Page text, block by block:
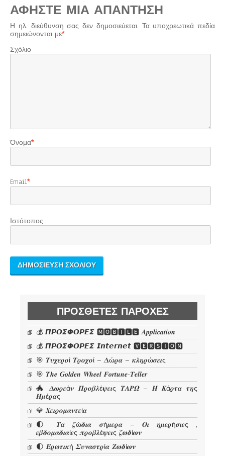
ΑΦΉΣΤΕ ΜΙΑ ΑΠΆΝΤΗΣΗ
Η ηλ. διεύθυνση σας δεν δημοσιεύεται. Τα υποχρεωτικά πεδία
σημειώνονται με*
Σχόλιο
Όνομα*
Email*
Ιστότοπος
ΠΡΌΣΘΕΤΕΣ ΠΑΡΟΧΈΣ
💰 𝞟𝞠𝞞𝞢𝞥𝞞𝞠𝞔𝞢 🅼🅾🅱🅸🅻🅴 𝜜𝒑𝒑𝒍𝒊𝒄𝒂𝒕𝒊𝒐𝒏
💰 𝞟𝞠𝞞𝞢𝞥𝞞𝞠𝞔𝞢 𝙄𝙣𝙩𝙚𝙧𝙣𝙚𝙩 🆅🅴🆁🆂🅸🅾🅽
🎯 𝜯𝝊𝝌𝜺𝝆𝝄ί 𝜯𝝆𝝄𝝌𝝄ί – 𝜟ώ𝝆𝜶 – 𝜿𝝀𝜼𝝆ώ𝝈𝜺𝜾ς .
🎯 𝑻𝒉𝒆 𝑮𝒐𝒍𝒅𝒆𝒏 𝑾𝒉𝒆𝒆𝒍 𝑭𝒐𝒓𝒕𝒖𝒏𝒆-𝑻𝒆𝒍𝒍𝒆𝒓
🐲 𝜟𝝎𝝆𝜺ά𝝂 𝜫𝝆𝝄𝜷𝝀έ𝝍𝜺𝜾ς 𝜯𝜜𝜬𝜴 – 𝜢 𝜥ά𝝆𝝉𝜶 𝝉𝜼ς
𝜢𝝁έ𝝆𝜶ς
💎 𝜲𝜺𝜾𝝆𝝄𝝁𝜶𝝂𝝉𝜺ί𝜶
🌓 𝜯𝜶 𝜻ώ𝜹𝜾𝜶 𝝈ή𝝁𝜺𝝆𝜶 – 𝜪𝜾 𝜼𝝁𝜺𝝆ή𝝈𝜾𝜺ς ,
𝜺𝜷𝜹𝝄𝝁𝜶𝜹𝜾𝜶ί𝜺ς 𝝅𝝆𝝄𝜷𝝀έ𝝍𝜺𝜾ς 𝜻𝝎𝜹ί𝝎𝝂
🌓 𝜠𝝆𝝎𝝉𝜾𝜿ή 𝜮𝝊𝝂𝜶𝝈𝝉𝝆ί𝜶 𝜡𝝎𝜹ί𝝎𝝂